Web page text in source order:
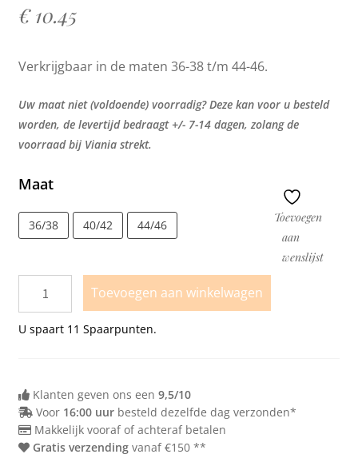
€10.45
Verkrijgbaar in de maten 36-38 t/m 44-46.
Uw maat niet (voldoende) voorradig? Deze kan voor u besteld
worden, de levertijd bedraagt +/- 7-14 dagen, zolang de
voorraad bij Viania strekt.
Maat
36/38 40/42 44/46
Toevoegen aan winkelwagen
U spaart 11 Spaarpunten.
Toevoegen
aan
wenslijst
Klanten geven ons een 9,5/10
Voor 16:00 uurbesteld dezelfde dag verzonden*
Makkelijk vooraf of achteraf betalen
Gratis verzendingvanaf €150 **